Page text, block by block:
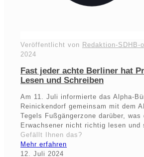
Veröffentlicht von Redaktion-SDHB-
2024
Fast jeder achte Berliner hat
Lesen und Schreiben
Am 11. Juli informierte das Alpha-
Reinickendorf gemeinsam mit dem
Tegels Fußgängerzone darüber,
Erwachsener nicht richtig lesen und
Gefällt Ihnen das?
Mehr erfahren
12. Juli 2024